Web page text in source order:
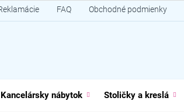
FAQ Obchodné podmienky
Kancelársky nábytok Stoličky a kreslá